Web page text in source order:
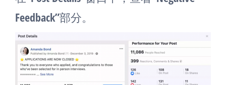
Feedback”部分。